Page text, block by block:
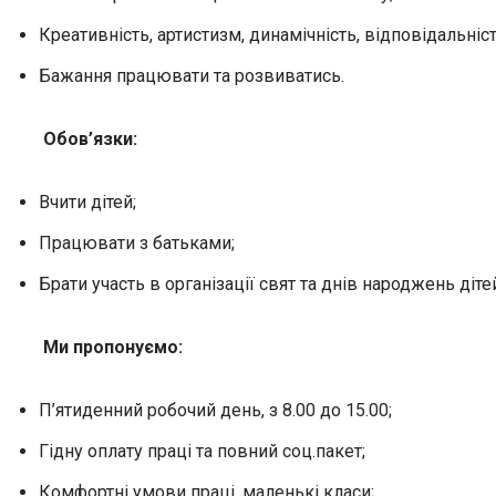
Креативність, артистизм, динамічність,
Бажання працювати та розвиватись.
Обов’язки:
Вчити дітей;
Працювати з батьками;
Брати участь в організації свят та днів народжень
Ми пропонуємо:
П’ятиденний робочий день, з 8.00 до 15.00;
Гідну оплату праці та повний соц.пакет;